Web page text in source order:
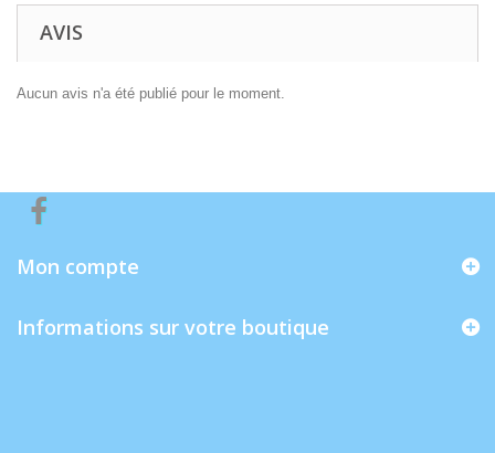
AVIS
Aucun avis n'a été publié pour le moment.
Mon compte
Informations sur votre boutique